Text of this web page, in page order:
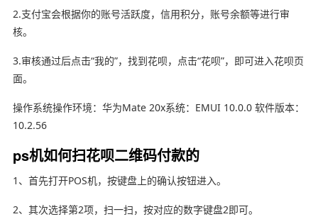
2.支付宝会根据你的账号活跃度，信用积分，账号余额等进行审
核。
3.审核通过后点击“我的”，找到花呗，点击“花呗”，即可进入花呗页
面。
操作系统操作环境：华为Mate 20x系统：EMUI 10.0.0 软件版本：
10.2.56
ps机如何扫花呗二维码付款的
1、首先打开POS机，按键盘上的确认按钮进入。
2、其次选择第2项，扫一扫，按对应的数字键盘2即可。